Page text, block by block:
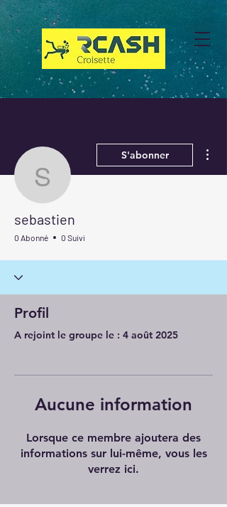
sebastien
S'abonner
sebastien
0 Abonné 0 Suivi
Profil
A rejoint le groupe le : 4 août 2025
Aucune information
Lorsque ce membre ajoutera des
informations sur lui-même, vous les
verrez ici.